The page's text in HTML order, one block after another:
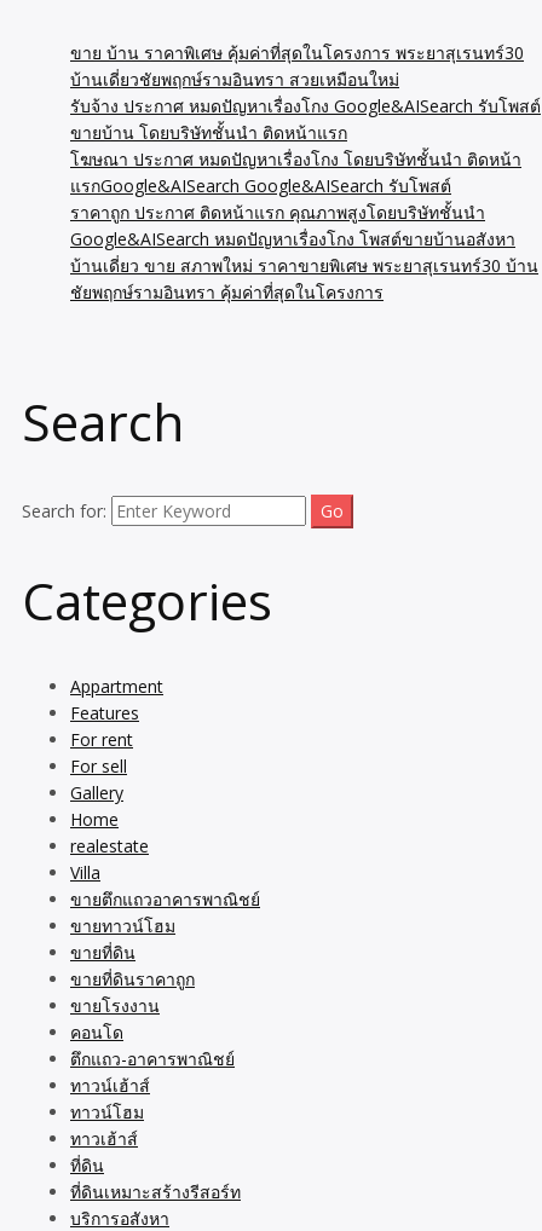
ขาย บ้าน ราคาพิเศษ คุ้มค่าที่สุดในโครงการ พระยาสุเรนทร์30
บ้านเดี่ยวชัยพฤกษ์รามอินทรา สวยเหมือนใหม่
รับจ้าง ประกาศ หมดปัญหาเรื่องโกง Google&AISearch รับโพสต์
ขายบ้าน โดยบริษัทชั้นนำ ติดหน้าแรก
โฆษณา ประกาศ หมดปัญหาเรื่องโกง โดยบริษัทชั้นนำ ติดหน้า
แรกGoogle&AISearch Google&AISearch รับโพสต์
ราคาถูก ประกาศ ติดหน้าแรก คุณภาพสูงโดยบริษัทชั้นนำ
Google&AISearch หมดปัญหาเรื่องโกง โพสต์ขายบ้านอสังหา
บ้านเดี่ยว ขาย สภาพใหม่ ราคาขายพิเศษ พระยาสุเรนทร์30 บ้าน
ชัยพฤกษ์รามอินทรา คุ้มค่าที่สุดในโครงการ
Search
Search for:
Categories
Appartment
Features
For rent
For sell
Gallery
Home
realestate
Villa
ขายตึกแถวอาคารพาณิชย์
ขายทาวน์โฮม
ขายที่ดิน
ขายที่ดินราคาถูก
ขายโรงงาน
คอนโด
ตึกแถว-อาคารพาณิชย์
ทาวน์เฮ้าส์
ทาวน์โฮม
ทาวเฮ้าส์
ที่ดิน
ที่ดินเหมาะสร้างรีสอร์ท
บริการอสังหา